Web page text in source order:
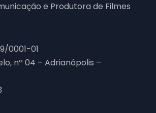
e Produtora de Filmes
0001-01
nº 04 – Adrianópolis –